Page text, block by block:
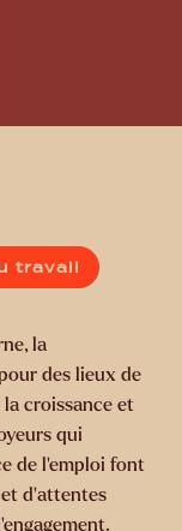
travail
la
des lieux de
croissance et
qui
de l'emploi font
d'attentes